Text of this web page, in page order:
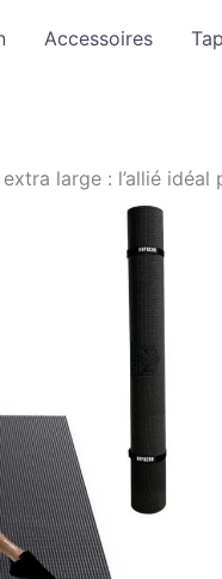
Accessoires
large : l’allié